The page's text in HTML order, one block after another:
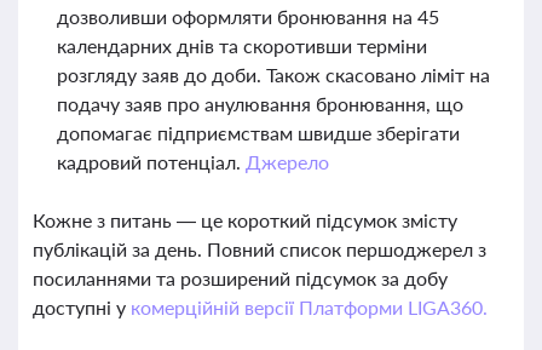
дозволивши оформляти бронювання на 45
календарних днів та скоротивши терміни
розгляду заяв до доби. Також скасовано ліміт на
подачу заяв про анулювання бронювання, що
допомагає підприємствам швидше зберігати
кадровий потенціал. Джерело
Кожне з питань — це короткий підсумок змісту
публікацій за день. Повний список першоджерел з
посиланнями та розширений підсумок за добу
доступні у комерційній версії Платформи LIGA360.